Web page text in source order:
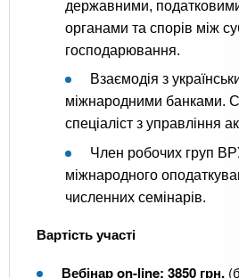
державними,
органами та спорів між
господарювання.
Взаємодія з
міжнародними банками.
спеціаліст з управління
Член робочих груп
міжнародного
численних семінарів.
Вартість участі
Вебінар on-line: 3850 грн.